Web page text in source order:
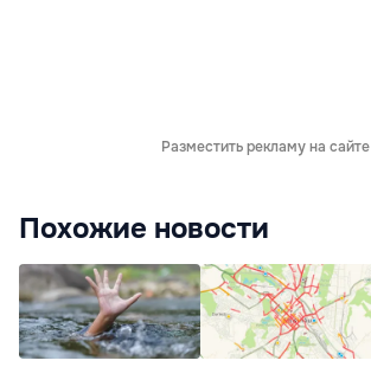
Разместить рекламу на сайте
Похожие новости